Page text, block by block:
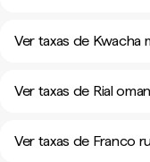
Ver taxas de Kwacha
Ver taxas de Rial
Ver taxas de Franco